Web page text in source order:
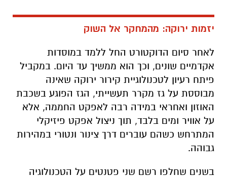
יזמות ירוקה: מהמחקר אל השוק
לאחר סיום הדוקטורט החל ללמד במוסדות
אקדמיים שונים, וכך הוא ממשיך עד היום. במקביל
פיתח רעיון לטכנולוגיית קירור ירוקה שאינה
מבוססת על גז מקרר תעשייתי, הגז הפוגע בשכבת
האוזון ואחראי במידה רבה לאפקט החממה, אלא
על אוויר ומים בלבד, תוך ניצול אפקט פיזיקלי
המתרחש כשהם עוברים דרך צינור ונטורי במהירות
גבוהה.
בשנים שחלפו רשם שני פטנטים על הטכנולוגיה